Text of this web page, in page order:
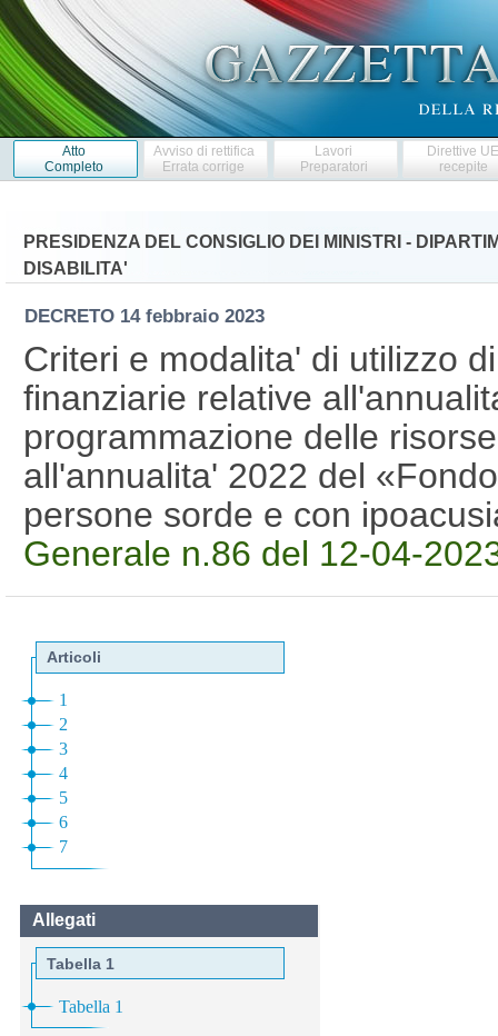
Atto
Completo
Avviso di rettifica
Errata corrige
Lavori
Preparatori
Direttive
recepite
PRESIDENZA DEL CONSIGLIO DEI MINISTRI -
DISABILITA'
DECRETO 14 febbraio 2023
Criteri e modalita' di utilizzo
finanziarie relative
programmazione delle
all'annualita' 2022 del
persone sorde e con
Generale n.86 del 12-04-